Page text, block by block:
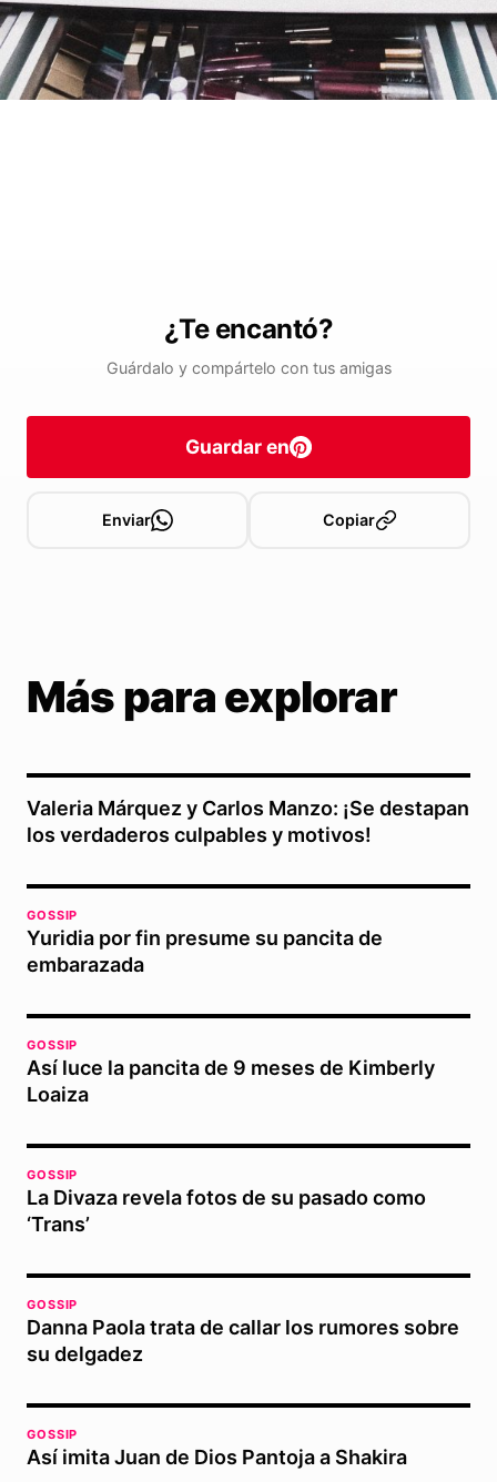
¿Te encantó?
Guárdalo y compártelo con tus amigas
Guardar en
Enviar Copiar
Más para explorar
Valeria Márquez y Carlos Manzo: ¡Se destapan
los verdaderos culpables y motivos!
GOSSIP
Yuridia por fin presume su pancita de
embarazada
GOSSIP
Así luce la pancita de 9 meses de Kimberly
Loaiza
GOSSIP
La Divaza revela fotos de su pasado como
‘Trans’
GOSSIP
Danna Paola trata de callar los rumores sobre
su delgadez
GOSSIP
Así imita Juan de Dios Pantoja a Shakira